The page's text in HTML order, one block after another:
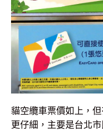
貓空纜車票價如上，
更仔細，主要是台北